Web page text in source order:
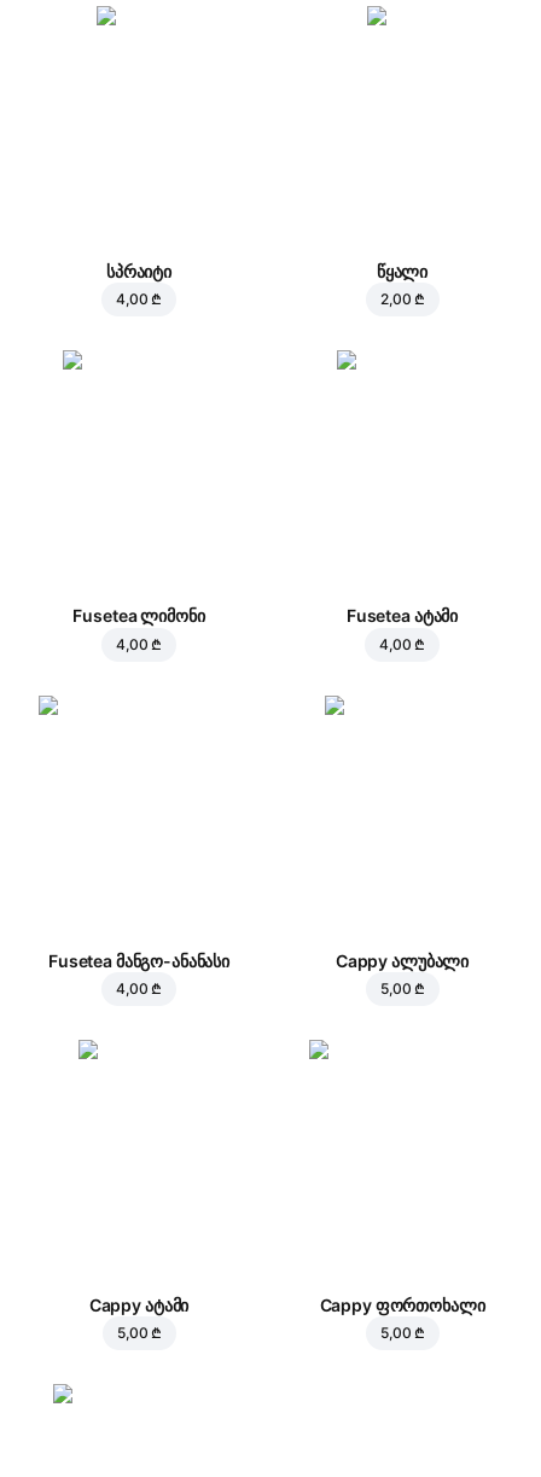
სპრაიტი
4,00 ₾
წყალი
2,00 ₾
Fusetea ლიმონი
4,00 ₾
Fusetea ატამი
4,00 ₾
Fusetea მანგო-ანანასი
4,00 ₾
Cappy ალუბალი
5,00 ₾
Cappy ატამი
5,00 ₾
Cappy ფორთოხალი
5,00 ₾